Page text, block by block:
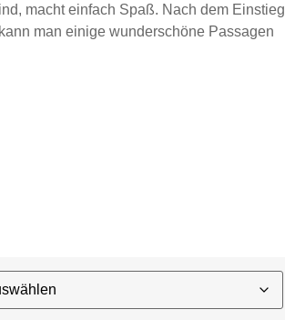
macht einfach Spaß. Nach dem Einstieg
man einige wunderschöne Passagen